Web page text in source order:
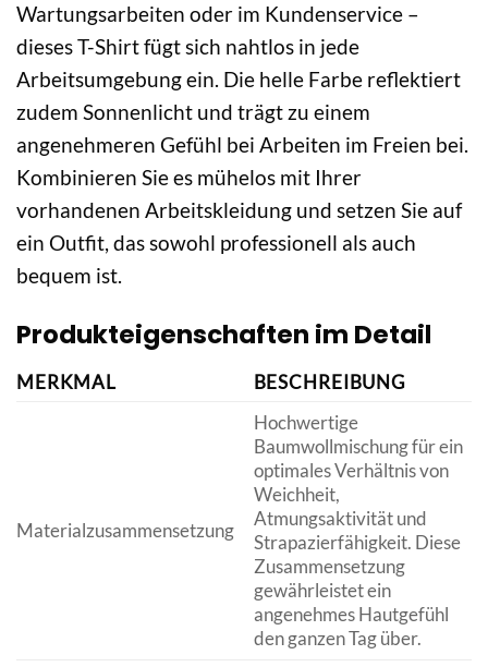
Wartungsarbeiten oder im Kundenservice –
dieses T-Shirt fügt sich nahtlos in jede
Arbeitsumgebung ein. Die helle Farbe reflektiert
zudem Sonnenlicht und trägt zu einem
angenehmeren Gefühl bei Arbeiten im Freien bei.
Kombinieren Sie es mühelos mit Ihrer
vorhandenen Arbeitskleidung und setzen Sie auf
ein Outfit, das sowohl professionell als auch
bequem ist.
Produkteigenschaften im Detail
MERKMAL BESCHREIBUNG
Materialzusammensetzung
Hochwertige
Baumwollmischung für ein
optimales Verhältnis von
Weichheit,
Atmungsaktivität und
Strapazierfähigkeit. Diese
Zusammensetzung
gewährleistet ein
angenehmes Hautgefühl
den ganzen Tag über.